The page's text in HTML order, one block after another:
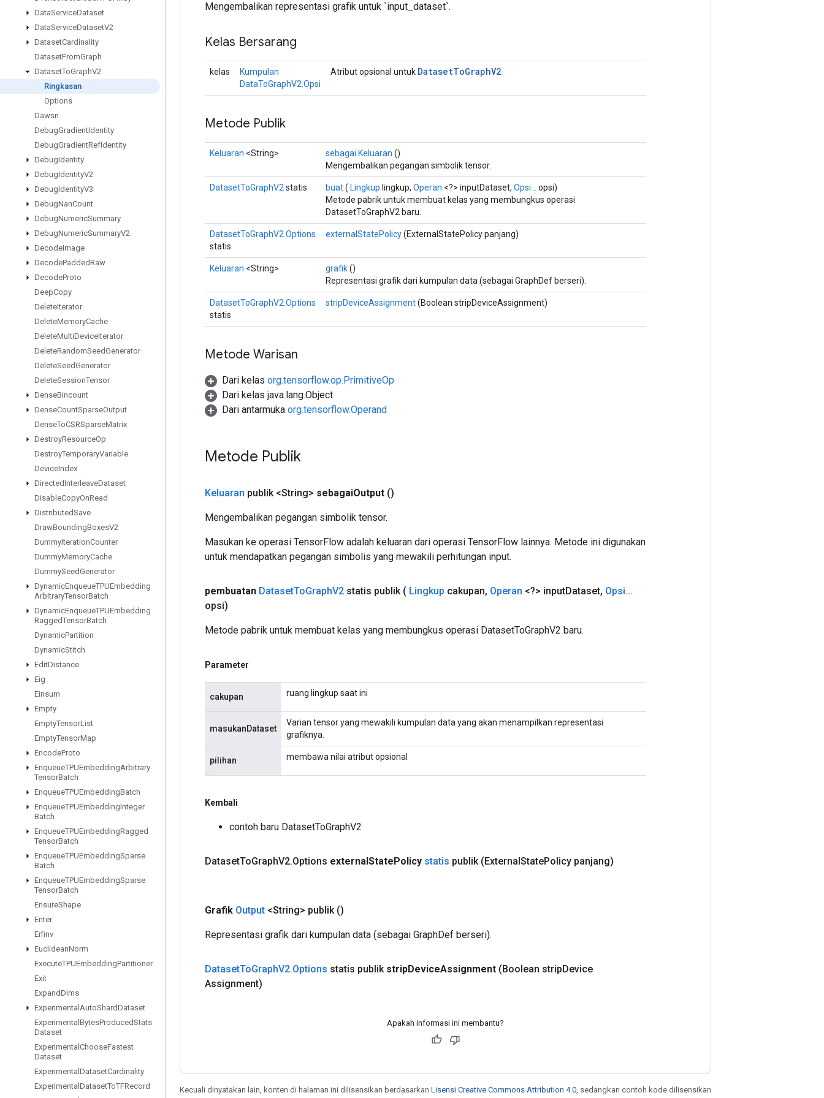
DataServiceDataset
DataServiceDatasetV2
DatasetCardinality
DatasetFromGraph
DatasetToGraphV2
Ringkasan
Options
Dawsn
DebugGradientIdentity
DebugGradientRefIdentity
DebugIdentity
DebugIdentityV2
DebugIdentityV3
DebugNanCount
DebugNumericSummary
DebugNumericSummaryV2
DecodeImage
DecodePaddedRaw
DecodeProto
DeepCopy
DeleteIterator
DeleteMemoryCache
DeleteMultiDeviceIterator
DeleteRandomSeedGenerator
DeleteSeedGenerator
DeleteSessionTensor
DenseBincount
DenseCountSparseOutput
DenseToCSRSparseMatrix
DestroyResourceOp
DestroyTemporaryVariable
DeviceIndex
DirectedInterleaveDataset
DisableCopyOnRead
DistributedSave
DrawBoundingBoxesV2
DummyIterationCounter
DummyMemoryCache
DummySeedGenerator
DynamicEnqueueTPUEmbedding
ArbitraryTensorBatch
DynamicEnqueueTPUEmbedding
RaggedTensorBatch
DynamicPartition
DynamicStitch
EditDistance
Eig
Einsum
Empty
EmptyTensorList
EmptyTensorMap
EncodeProto
EnqueueTPUEmbeddingArbitrary
TensorBatch
EnqueueTPUEmbeddingBatch
EnqueueTPUEmbeddingInteger
Batch
EnqueueTPUEmbeddingRagged
TensorBatch
EnqueueTPUEmbeddingSparse
Batch
EnqueueTPUEmbeddingSparse
TensorBatch
EnsureShape
Enter
Erfinv
EuclideanNorm
ExecuteTPUEmbeddingPartitioner
Exit
ExpandDims
Experimental AutoShardDataset
Experimental BytesProducedStats
Dataset
Experimental ChooseFastest
Dataset
Experimental DatasetCardinality
Experimental DatasetToTFRecord
Mengembalikan representasi grafik untuk `input_dataset`.
Kelas Bersarang
kelas
Kumpulan
DataToGraphV2.Opsi
Atribut opsional untuk DatasetToGraphV2
Metode Publik
Keluaran <String> sebagai Keluaran ()
Mengembalikan pegangan simbolik tensor.
DatasetToGraphV2 statis buat( Lingkup lingkup, Operan <?> inputDataset, Opsi...
opsi)
Metode pabrik untuk membuat kelas yang membungkus operasi
DatasetToGraphV2 baru.
DatasetToGraphV2.Options
statis
externalStatePolicy(ExternalStatePolicy panjang)
Keluaran <String> grafik()
Representasi grafik dari kumpulan data (sebagai GraphDef berseri).
DatasetToGraphV2.Options
statis
stripDeviceAssignment(Boolean stripDeviceAssignment)
Metode Warisan
Dari kelas org.tensorflow.op.PrimitiveOp
Dari kelas java.lang.Object
Dari antarmuka org.tensorflow.Operand
Metode Publik
Keluaran publik <String> sebagaiOutput ()
Mengembalikan pegangan simbolik tensor.
Masukan ke operasi TensorFlow adalah keluaran dari operasi TensorFlow lainnya. Metode ini digunakan
untuk mendapatkan pegangan simbolis yang mewakili perhitungan input.
pembuatan DatasetToGraphV2 statis publik ( Lingkup cakupan, Operan <?> inputDataset, Opsi...
opsi)
Metode pabrik untuk membuat kelas yang membungkus operasi DatasetToGraphV2 baru.
Parameter
cakupan ruang lingkup saat ini
masukanDataset
Varian tensor yang mewakili kumpulan data yang akan menampilkan representasi
grafiknya.
pilihan membawa nilai atribut opsional
Kembali
contoh baru DatasetToGraphV2
DatasetToGraphV2.Options externalStatePolicy statis publik (ExternalStatePolicy panjang)
Grafik Output <String> publik ()
Representasi grafik dari kumpulan data (sebagai GraphDef berseri).
DatasetToGraphV2.Options statis publik stripDeviceAssignment (Boolean stripDevice
Assignment)
Apakah informasi ini membantu?
Kecuali dinyatakan lain, konten di halaman ini dilisensikan berdasarkan Lisensi Creative Commons Attribution 4.0 , sedangkan contoh kode dilisensikan